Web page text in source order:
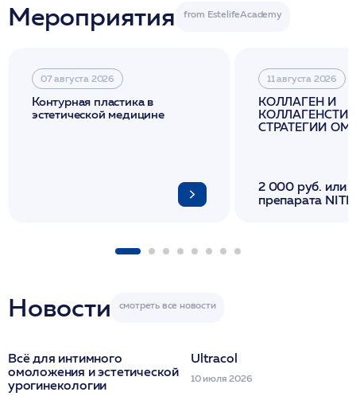
Мероприятия
07 августа 2026
Контурная пластика в
эстетической медицине
11 августа 2026
КОЛЛАГЕН И
СТРАТЕГИИ
2 000 руб. или
препарата
Новости
Всё для интимного
омоложения и эстетической
урогинекологии
Ultracol
10 июля 2026